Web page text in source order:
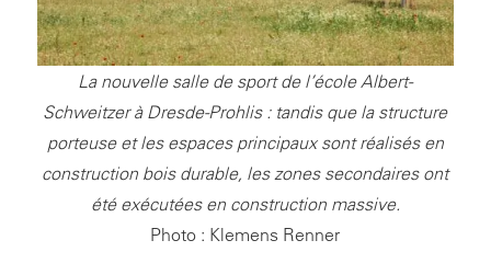
La nouvelle salle de sport de l’école Albert-
Schweitzer à Dresde-Prohlis : tandis que la structure
porteuse et les espaces principaux sont réalisés en
construction bois durable, les zones secondaires ont
été exécutées en construction massive.
Photo : Klemens Renner